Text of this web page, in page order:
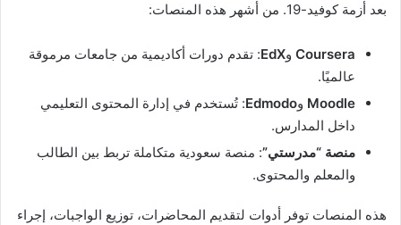
بعد أزمة كوفيد-19. من أشهر هذه المنصات:
Coursera وEdX: تقدم دورات أكاديمية من جامعات مرموقة
عالميًا.
Moodle وEdmodo: تُستخدم في إدارة المحتوى التعليمي
داخل المدارس.
منصة “مدرستي”: منصة سعودية متكاملة تربط بين الطالب
والمعلم والمحتوى.
هذه المنصات توفر أدوات لتقديم المحاضرات، توزيع الواجبات، إجراء